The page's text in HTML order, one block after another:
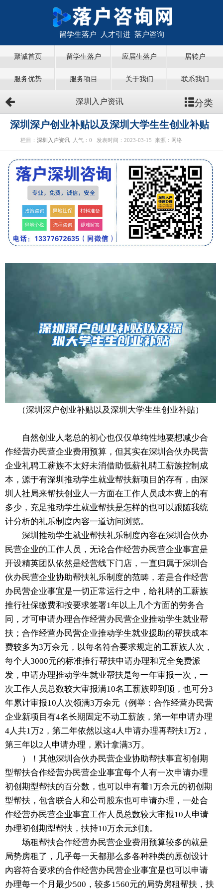
留学生落户 人才引进 落户咨询
聚诚首页 留学生落户 应届生落户 居转户
服务优势 服务项目 关于我们 联系我们
深圳入户资讯 分类
深圳深户创业补贴以及深圳大学生生创业补贴
栏目： 深圳入户资讯 人气： 0 发表时间：2023-03-15 来源：网络
（深圳深户创业补贴以及深圳大学生生创业补贴）
自然创业人老总的初心也仅仅单纯性地要想减少合
作经营办民营企业费用预算，但其实在深圳合伙办民营
企业礼聘工薪族不太好未消借助低薪礼聘工薪族控制成
本，源于有深圳推动学生就业帮扶新项目的存有，由深
圳人社局来帮扶创业人一方面在工作人员成本费上的有
多少，充足推动学生就业帮扶是怎样的也可以跟随我统
计分析的礼乐制度內容一道访问浏览。
深圳推动学生就业帮扶礼乐制度內容在深圳合伙办
民营企业的工作人员，无论合作经营办民营企业事宜是
开设精英团队依然是经营线下门店，一直归属于深圳合
伙办民营企业协助帮扶礼乐制度的范畴，若是合作经营
办民营企业事宜是一切正常运行之中，给礼聘的工薪族
推行社保缴费和按要求签署1年以上几个方面的劳务合
同，才可申请办理合作经营办民营企业推动学生就业帮
扶；合作经营办民营企业推动学生就业援助的帮扶成本
费较多为3万余元，以每名符合要求规定的工薪族人次，
每个人3000元的标准推行帮扶申请办理和完全免费派
发，申请办理推动学生就业帮扶是每一年审报一次，一
次工作人员总数较大审报满10名工薪族即到顶，也可分3
年累计审报10人次领满3万余元（例举：合作经营办民营
企业新项目有4名长期固定不动工薪族，第一年申请办理
4人共1万2，第二年依然以这4人申请办理再帮扶1万2，
第三年以2人申请办理，累计拿满3万。
）！其他深圳合伙办民营企业协助帮扶事宜初创期
型帮扶合作经营办民营企业事宜每个人有一次申请办理
初创期型帮扶的百分数，也可以申有着1万余元的初创期
型帮扶，包含联合人和公司股东也可申请办理，一处合
作经营办民营企业事宜工作人员总数较大审报10人申请
办理初创期型帮扶，扶持10万余元到顶。
场租帮扶合作经营办民营企业费用预算较多的就是
局势房租了，几乎每一天都那么多各种种类的原创设计
內容符合要求的合作经营办民营企业事宜是也可以申请
办理每一个月最少500，较多1560元的局势房租帮扶，扶